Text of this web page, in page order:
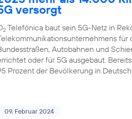
versorgt
2 Telefónica baut sein 5G-Netz in
für
Autobahnen und
oder für 5G ausgebaut.
Prozent der Bevölkerung in
09. Februar 2024